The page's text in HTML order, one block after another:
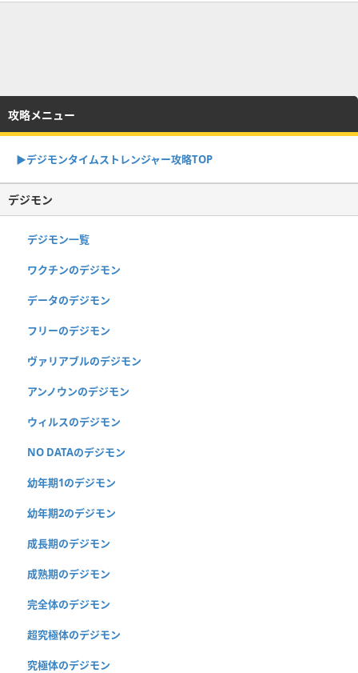
攻略メニュー
▶︎デジモンタイムストレンジャー攻略TOP
デジモン
デジモン一覧
ワクチンのデジモン
データのデジモン
フリーのデジモン
ヴァリアブルのデジモン
アンノウンのデジモン
ウィルスのデジモン
NO DATAのデジモン
幼年期1のデジモン
幼年期2のデジモン
成長期のデジモン
成熟期のデジモン
完全体のデジモン
超究極体のデジモン
究極体のデジモン